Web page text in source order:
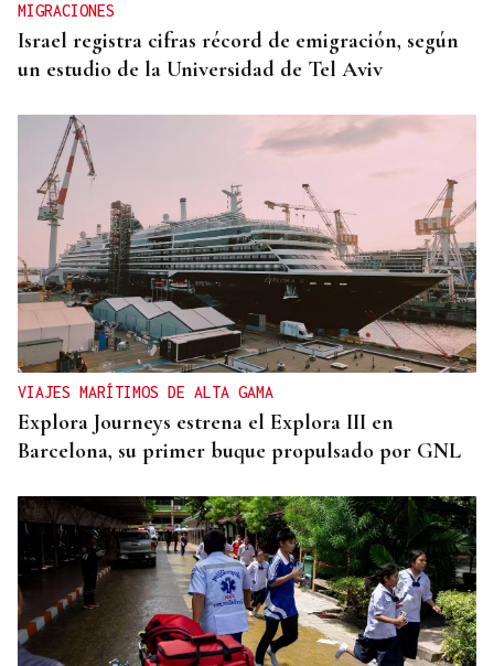
MIGRACIONES
Israel registra cifras récord de emigración, según
un estudio de la Universidad de Tel Aviv
VIAJES MARÍTIMOS DE ALTA GAMA
Explora Journeys estrena el Explora III en
Barcelona, su primer buque propulsado por GNL